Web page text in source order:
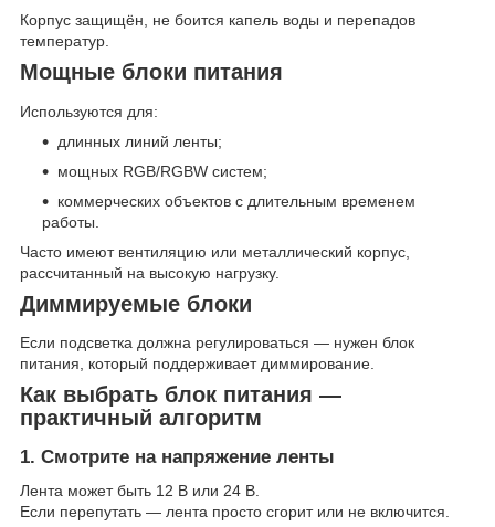
Корпус защищён, не боится капель воды и перепадов
температур.
Мощные блоки питания
Используются для:
длинных линий ленты;
мощных RGB/RGBW систем;
коммерческих объектов с длительным временем
работы.
Часто имеют вентиляцию или металлический корпус,
рассчитанный на высокую нагрузку.
Диммируемые блоки
Если подсветка должна регулироваться — нужен блок
питания, который поддерживает диммирование.
Как выбрать блок питания —
практичный алгоритм
1. Смотрите на напряжение ленты
Лента может быть 12 В или 24 В.
Если перепутать — лента просто сгорит или не включится.